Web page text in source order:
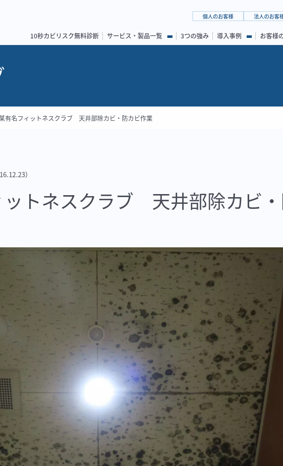
個人のお客様 法人のお客
10秒カビリスク無料診断 サービス・製品一覧 3つの強み 導入事例 お客様
有名フィットネスクラブ 天井部除カビ・防カビ作業
）
ットネスクラブ 天井部除カビ